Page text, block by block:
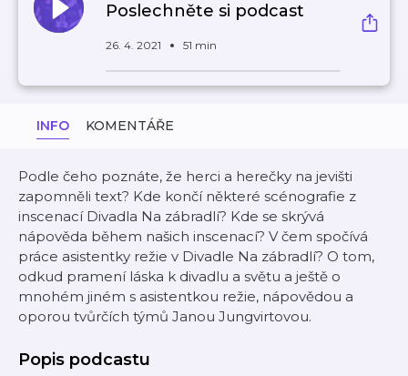
Poslechněte si podcast
26. 4. 2021 51 min
INFO KOMENTÁŘE
Podle čeho poznáte, že herci a herečky na jevišti
zapomněli text? Kde končí některé scénografie z
inscenací Divadla Na zábradlí? Kde se skrývá
nápověda během našich inscenací? V čem spočívá
práce asistentky režie v Divadle Na zábradlí? O tom,
odkud pramení láska k divadlu a světu a ještě o
mnohém jiném s asistentkou režie, nápovědou a
oporou tvůrčích týmů Janou Jungvirtovou.
Popis podcastu